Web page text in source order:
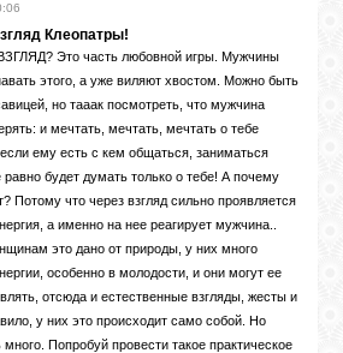
Клеопатры!
Это часть любовной игры. Мужчины
этого, а уже виляют хвостом. Можно быть
но тааак посмотреть, что мужчина
и мечтать, мечтать, мечтать о тебе
ему есть с кем общаться, заниматься
будет думать только о тебе! А почему
Потому что через взгляд сильно проявляется
а именно на нее реагирует мужчина..
это дано от природы, у них много
особенно в молодости, и они могут ее
отсюда и естественные взгляды, жесты и
у них это происходит само собой. Но
много. Попробуй провести такое практическое